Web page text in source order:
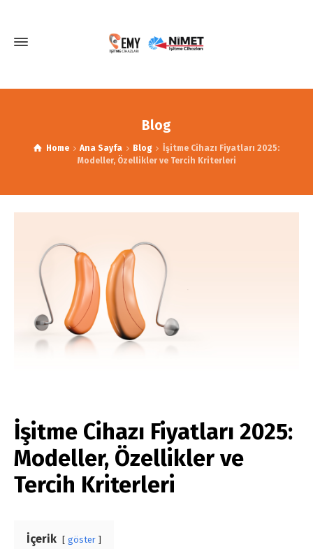
Blog
Home Ana Sayfa Blog
İşitme Cihazı Fiyatları 2025:
Modeller, Özellikler ve Tercih Kriterleri
İşitme Cihazı Fiyatları 2025:
Modeller, Özellikler ve
Tercih Kriterleri
İçerik göster